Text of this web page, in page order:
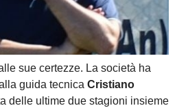
sue certezze. La società ha
guida tecnica Cristiano
delle ultime due stagioni insieme